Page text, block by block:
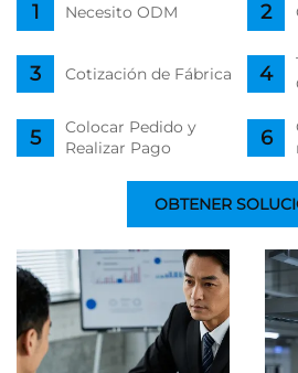
Necesito ODM
Cotización de Fábrica
Colocar Pedido y
Realizar Pago
OBTENER